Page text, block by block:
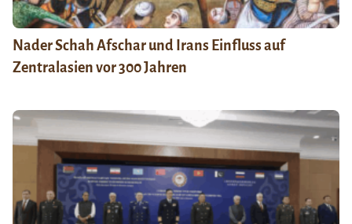
Nader Schah Afschar und Irans Einfluss auf
Zentralasien vor 300 Jahren